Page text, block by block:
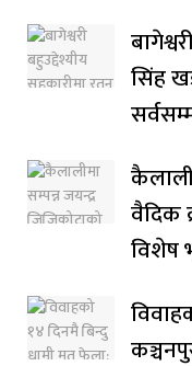
सिंह
वैदिक
विशेष